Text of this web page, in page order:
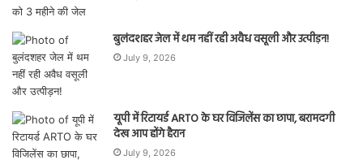
बुलंदशहर जेल में थम नहीं रही अवैध वसूली और उत्पीड़न!
July 9, 2026
यूपी में रिटायर्ड ARTO के घर विजिलेंस का छापा, बरामदगी
देख आप होंगे हैरान
July 9, 2026